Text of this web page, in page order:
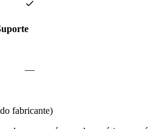
—
fabricante)